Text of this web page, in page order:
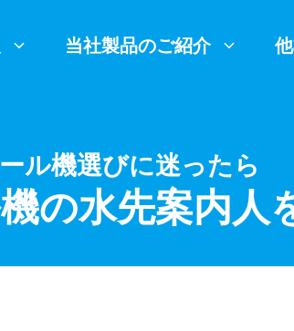
当社製品のご紹介
ル機選びに迷ったら
の水先案内人